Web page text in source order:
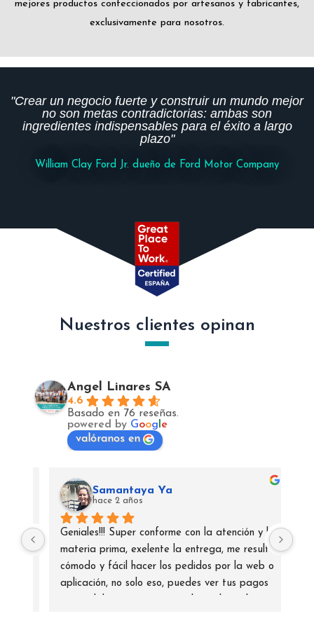
mejores productos confeccionados por artesanos y fabricantes,
exclusivamente para nosotros.
"Crear un negocio fuerte y construir un mundo mejor
no son metas contradictorias: ambas son
ingredientes indispensables para el éxito a largo
plazo"
William Clay Ford Jr. dueño de Ford Motor Company
Nuestros clientes opinan
Ángel Linares SA
4.6
Basado en 76 reseñas.
powered by Goog e
valóranos en
Samantaya Ya
hace 2 años
Geniales!!! Super conforme con la atención y la
materia prima, exelente la entrega, me resulta
cómodo y fácil hacer los pedidos por la web o
aplicación, no solo eso, puedes ver tus pagos